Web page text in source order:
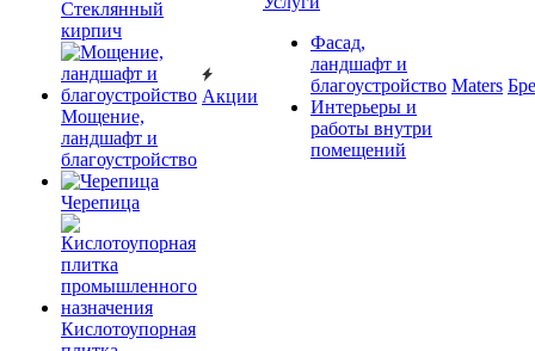
Cтеклянный
кирпич
Мощение,
ландшафт и
благоустройство
Черепица
Кислотоупорная
Акции
Фасад,
ландшафт и
благоустройство
Интерьеры и
работы внутри
помещений
Maters